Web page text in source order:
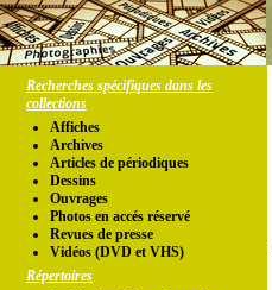
Recherches spécifiques dans les
collections
Affiches
Archives
Articles de périodiques
Dessins
Ouvrages
Photos en accés réservé
Revues de presse
Vidéos (DVD et VHS)
Répertoires